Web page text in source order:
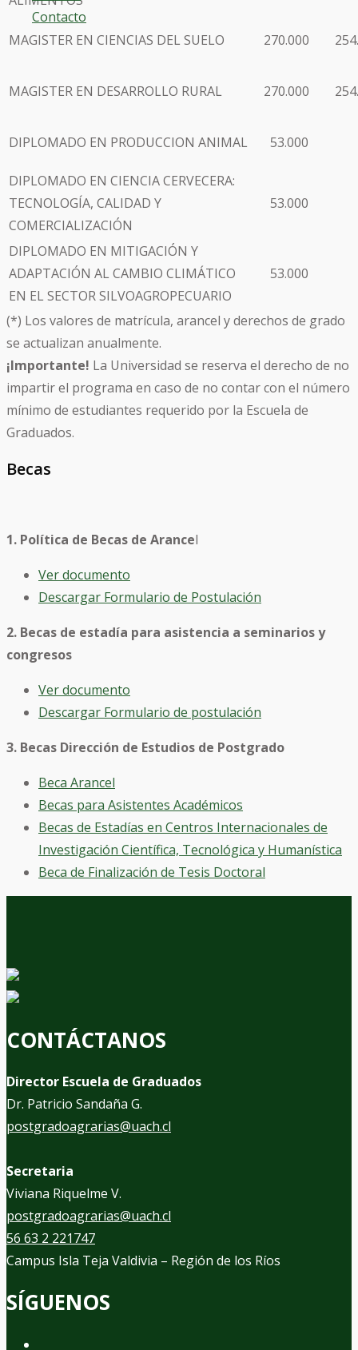
Contacto
MAGISTER EN CIENCIAS DEL SUELO 270.000
MAGISTER EN DESARROLLO RURAL 270.000
DIPLOMADO EN PRODUCCION ANIMAL 53.000
DIPLOMADO EN CIENCIA CERVECERA:
TECNOLOGÍA, CALIDAD Y
COMERCIALIZACIÓN
53.000
DIPLOMADO EN MITIGACIÓN Y
ADAPTACIÓN AL CAMBIO CLIMÁTICO
EN EL SECTOR SILVOAGROPECUARIO
53.000
(*) Los valores de matrícula, arancel y derechos de grado
se actualizan anualmente.
¡Importante! La Universidad se reserva el derecho de no
impartir el programa en caso de no contar con el número
mínimo de estudiantes requerido por la Escuela de
Graduados.
Becas
1. Política de Becas de Arancel
Ver documento
Descargar Formulario de Postulación
2. Becas de estadía para asistencia a seminarios y
congresos
Ver documento
Descargar Formulario de postulación
3. Becas Dirección de Estudios de Postgrado
Beca Arancel
Becas para Asistentes Académicos
Becas de Estadías en Centros Internacionales de
Investigación Científica, Tecnológica y Humanística
Beca de Finalización de Tesis Doctoral
CONTÁCTANOS
Director Escuela de Graduados
Dr. Patricio Sandaña G.
postgradoagrarias@uach.cl
Secretaria
Viviana Riquelme V.
postgradoagrarias@uach.cl
56 63 2 221747
Campus Isla Teja Valdivia – Región de los Ríos
SÍGUENOS